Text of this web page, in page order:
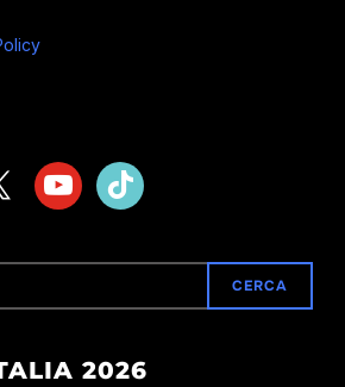
youtubetiktok
2026